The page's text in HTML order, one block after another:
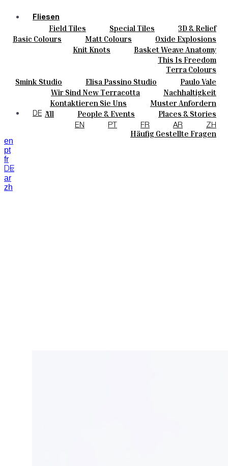
Fliesen
Field Tiles Special Tiles
3D & Relief
Hand Painted
Bold Pattern
Parquet Bisque
Natural Cotto
Smink Studio
Elisa Passino
Paulo Vale
Farben
Basic Colours Matt Colours
Oxide Explosions
Special Firing
Vintage Metallics
Dry Colours
Terra Colours
Keramik
Knit Knots
Basket Weave Anatomy
This Is Freedom
Maßanfertigungen
Smink Studio Elisa Passino Studio Paulo Vale
Über Uns
Wir Sind New Terracotta
Nachhaltigkeit
Portugiesisches Vermächtnis
Kontakte
Kontaktieren Sie Uns
Muster Anfordern
Kaufmöglichkeiten
Kataloge U Technische Spezifikationen
Häufig Gestellte Fragen
Journal
All People & Events
Places & Stories
Materials & Sustainability
Inspiration & Culture
DE
EN PT FR AR ZH
en
pt
fr
DE
ar
zh